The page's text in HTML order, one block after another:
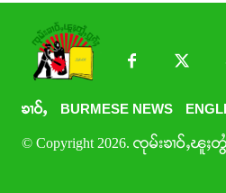
ၶၢဝ်ႇ BURMESE NEWS
© Copyright 2026. ၸုမ်းၶၢဝ်ႇၽူႈတွႆႇ